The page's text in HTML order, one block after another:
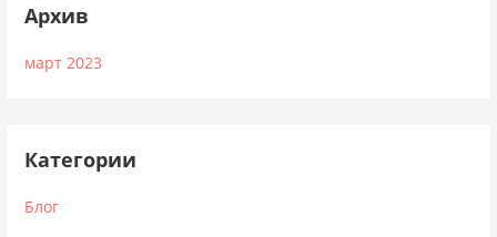
Архив
март 2023
Категории
Блог